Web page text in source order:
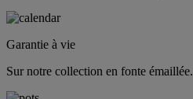
Garantie à vie
Sur notre collection en fonte émaillée.